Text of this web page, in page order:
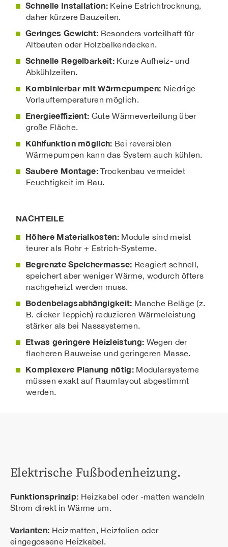
Schnelle Installation: Keine Estrichtrocknung,
daher kürzere Bauzeiten.
Geringes Gewicht: Besonders vorteilhaft für
Altbauten oder Holzbalkendecken.
Schnelle Regelbarkeit: Kurze Aufheiz- und
Abkühlzeiten.
Kombinierbar mit Wärmepumpen: Niedrige
Vorlauftemperaturen möglich.
Energieeffizient: Gute Wärmeverteilung über
große Fläche.
Kühlfunktion möglich: Bei reversiblen
Wärmepumpen kann das System auch kühlen.
Saubere Montage: Trockenbau vermeidet
Feuchtigkeit im Bau.
NACHTEILE
Höhere Materialkosten: Module sind meist
teurer als Rohr + Estrich-Systeme.
Begrenzte Speichermasse: Reagiert schnell,
speichert aber weniger Wärme, wodurch öfters
nachgeheizt werden muss.
Bodenbelagsabhängigkeit: Manche Beläge (z.
B. dicker Teppich) reduzieren Wärmeleistung
stärker als bei Nasssystemen.
Etwas geringere Heizleistung: Wegen der
flacheren Bauweise und geringeren Masse.
Komplexere Planung nötig: Modularsysteme
müssen exakt auf Raumlayout abgestimmt
werden.
Elektrische Fußbodenheizung.
Funktionsprinzip: Heizkabel oder -matten wandeln
Strom direkt in Wärme um.
Varianten: Heizmatten, Heizfolien oder
eingegossene Heizkabel.